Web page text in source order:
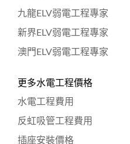
九龍ELV弱電工程專家
新界ELV弱電工程專家
澳門ELV弱電工程專家
更多水電工程價格
水電工程費用
反虹吸管工程費用
插座安裝價格